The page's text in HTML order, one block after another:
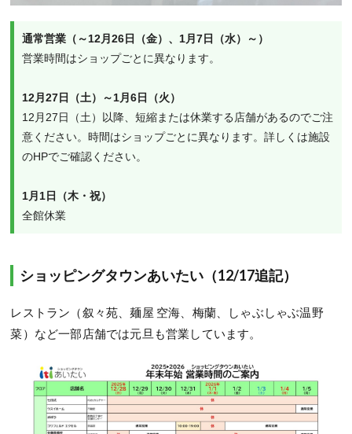
通常営業（～12月26日（金）、1月7日（水）～）
営業時間はショップごとに異なります。
12月27日（土）～1月6日（火）
12月27日（土）以降、短縮または休業する店舗があるのでご注
意ください。時間はショップごとに異なります。詳しくは施設
のHPでご確認ください。
1月1日（木・祝）
全館休業
ショッピングタウンあいたい（12/17追記）
レストラン（叙々苑、麺屋 空海、梅蘭、しゃぶしゃぶ温野
菜）など一部店舗では元旦も営業しています。